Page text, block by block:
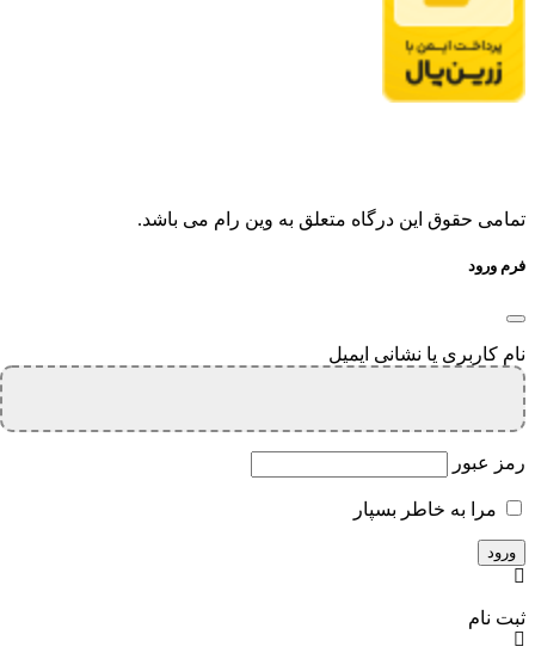
تمامی حقوق این درگاه متعلق به وین رام می باشد.
فرم ورود
نام کاربری یا نشانی ایمیل
رمز عبور
مرا به خاطر بسپار
ثبت نام